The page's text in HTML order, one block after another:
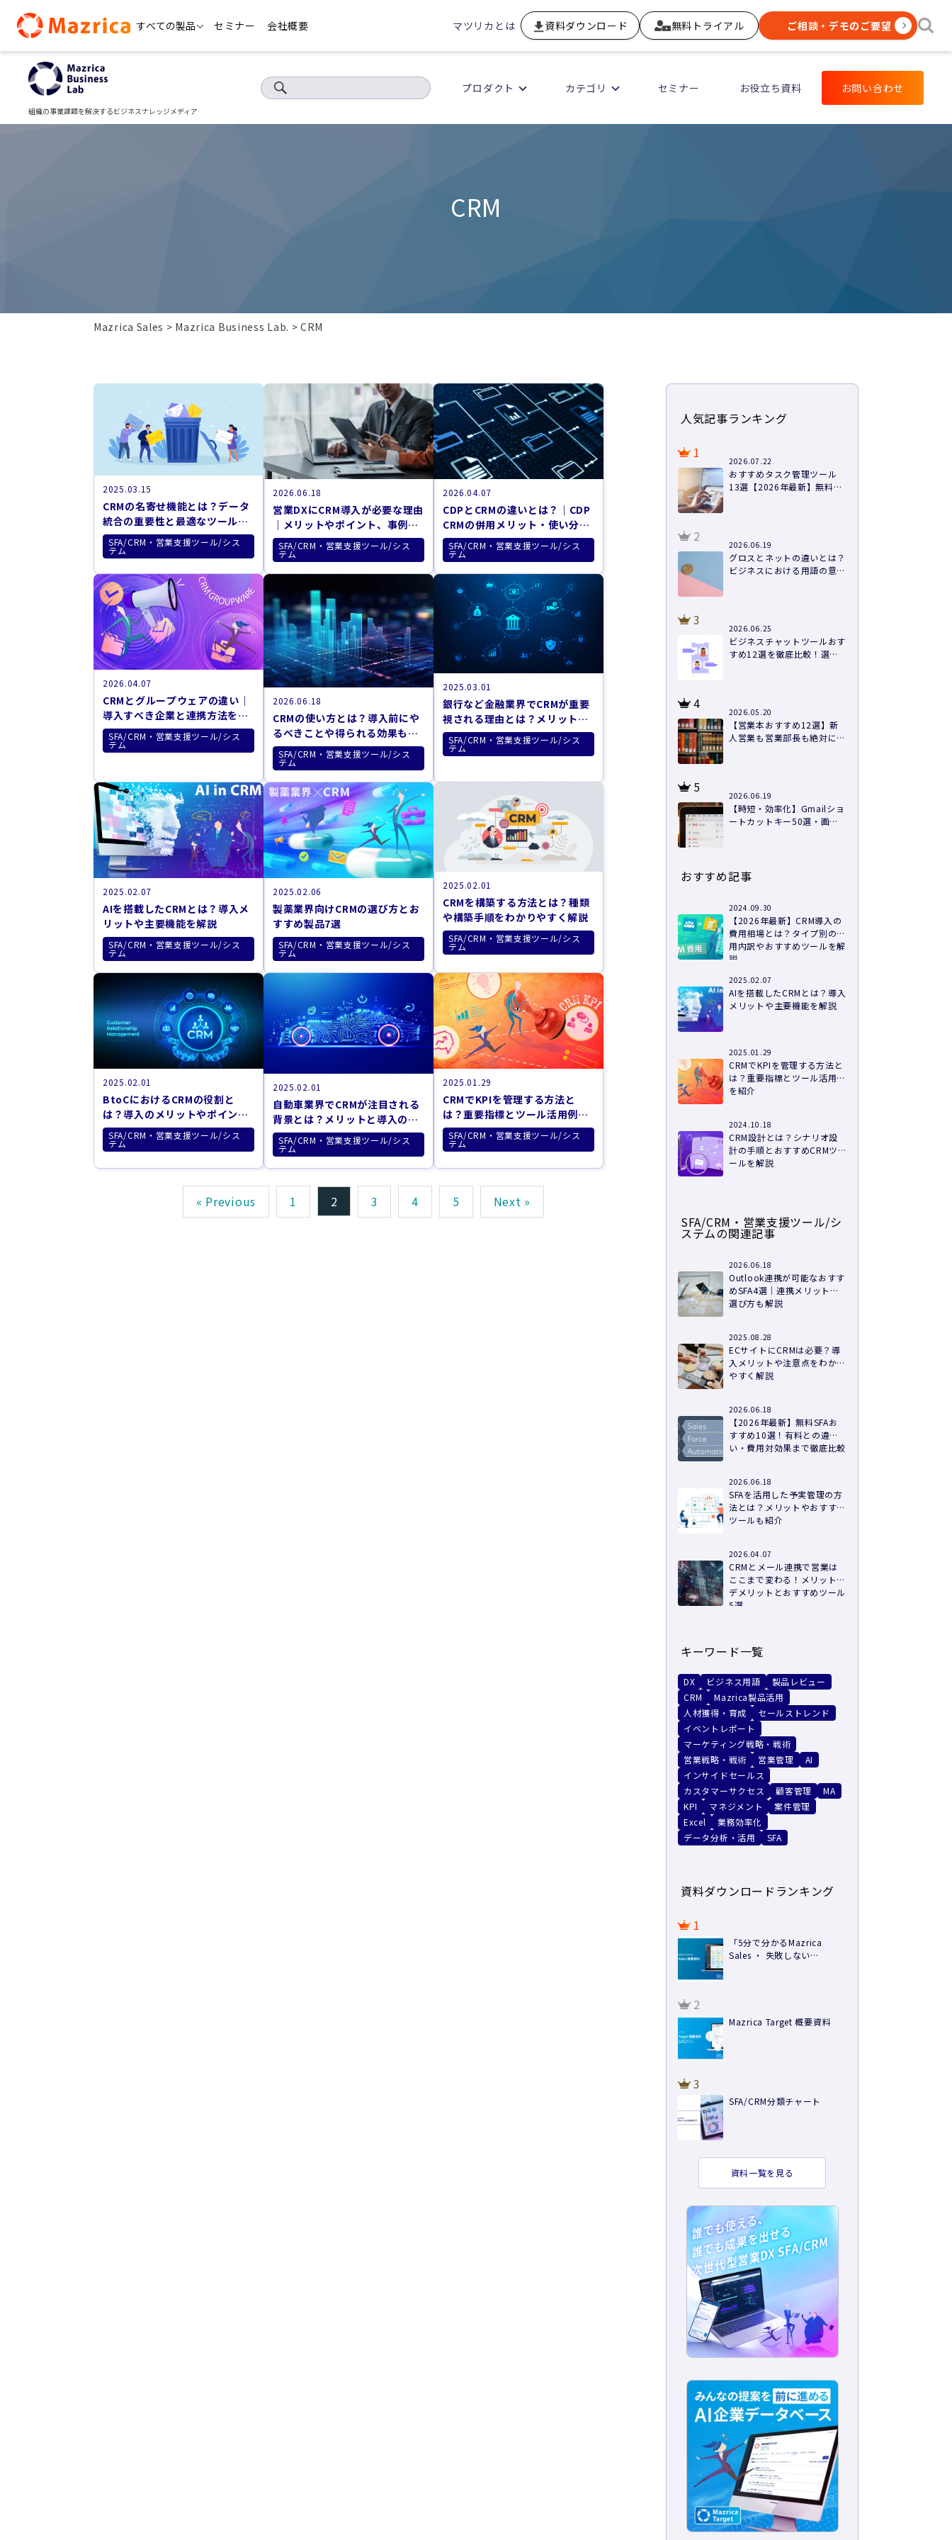
content
すべての製品 セミナー 会社概要 マツリカとは 資料ダウンロード 無料トライアル ご相談・デモのご要望
組織の事業課題を解決するビジネスナレッジメディア
プロダクト カテゴリ セミナー お役立ち資料 お問い合わせ
CRM
Mazrica Sales Mazrica Business Lab. CRM
2025.03.15
CRMの名寄せ機能とは？データ
統合の重要性と最適なツール選
びSFA/CRM・営業支援ツール/シス
テム
2026.06.18
営業DXにCRM導入が必要な理由
｜メリットやポイント、事例を
解説
SFA/CRM・営業支援ツール/シス
テム
2026.04.07
CDPとCRMの違いとは？｜CDP
CRMの併用メリット・使い分け
ガイド【2026年最新版】
SFA/CRM・営業支援ツール/シス
テム
2026.04.07
CRMとグループウェアの違い｜
導入すべき企業と連携方法を解
説SFA/CRM・営業支援ツール/シス
テム
2026.06.18
CRMの使い方とは？導入前にや
るべきことや得られる効果も紹
介SFA/CRM・営業支援ツール/シス
テム
2025.03.01
銀行など金融業界でCRMが重要
視される理由とは？メリットや
注意点も
SFA/CRM・営業支援ツール/シス
テム
2025.02.07
AIを搭載したCRMとは？導入メ
リットや主要機能を解説
SFA/CRM・営業支援ツール/シス
テム
2025.02.06
製薬業界向けCRMの選び方とお
すすめ製品7選
SFA/CRM・営業支援ツール/シス
テム
2025.02.01
CRMを構築する方法とは？種類
や構築手順をわかりやすく解説
SFA/CRM・営業支援ツール/シス
テム
2025.02.01
BtoCにおけるCRMの役割と
は？導入のメリットやポイント
解説
SFA/CRM・営業支援ツール/シス
テム
2025.02.01
自動車業界でCRMが注目される
背景とは？メリットと導入のポ
イント解説
SFA/CRM・営業支援ツール/シス
テム
2025.01.29
CRMでKPIを管理する方法と
は？重要指標とツール活用例を
紹介
SFA/CRM・営業支援ツール/シス
テム
« Previous 1 2 3 4 5 Next »
人気記事ランキング
1
2026.07.22
おすすめタスク管理ツール
13選【2026年最新】無料あ
2
2026.06.19
グロスとネットの違いとは？
ビジネスにおける用語の意味
3
2026.06.25
ビジネスチャットツールおす
すめ12選を徹底比較！選び
4
2026.05.20
【営業本おすすめ12選】新
人営業も営業部長も絶対に読
5
2026.06.19
【時短・効率化】Gmailショ
ートカットキー50選・画像
おすすめ記事
2024.09.30
【2026年最新】CRM導入の
費用相場とは？タイプ別の費
用内訳やおすすめツールを解
説
2025.02.07
AIを搭載したCRMとは？導入
メリットや主要機能を解説
2025.01.29
CRMでKPIを管理する方法と
は？重要指標とツール活用例
を紹介
2024.10.18
CRM設計とは？シナリオ設
計の手順とおすすめCRMツ
ールを解説
SFA/CRM・営業支援ツール/シ
ステムの関連記事
2026.06.18
Outlook連携が可能なおすす
めSFA4選｜連携メリットや
選び方も解説
2025.08.28
ECサイトにCRMは必要？導
入メリットや注意点をわかり
やすく解説
2026.06.18
【2026年最新】無料SFAお
すすめ10選！有料との違
い・費用対効果まで徹底比較
2026.06.18
SFAを活用した予実管理の方
法とは？メリットやおすすめ
ツールも紹介
2026.04.07
CRMとメール連携で営業は
ここまで変わる！メリット・
デメリットとおすすめツール
5選
キーワード一覧
DX ビジネス用語
製品レビュー
CRM
Mazrica製品活用
人材獲得・育成
セールストレンド
イベントレポート
マーケティング戦略・戦術
営業戦略・戦術
営業管理
AI
インサイドセールス
カスタマーサクセス
顧客管理
MA
KPI
マネジメント
案件管理
Excel
業務効率化
データ分析・活用
SFA
資料ダウンロードランキング
1
「5分で分かるMazrica
Sales ・ 失敗しない
2
Mazrica Target 概要資料
3
SFA/CRM分類チャート
資料一覧を見る